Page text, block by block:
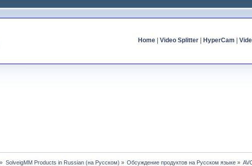
Home| Video Splitter| HyperCam
» SolveigMM Products in Russian (на Русском) » Обсуждение продуктов на Русском языке »